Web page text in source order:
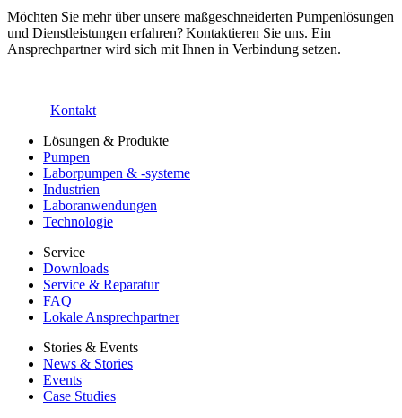
Möchten Sie mehr über unsere maßgeschneiderten Pumpenlösungen
und Dienstleistungen erfahren? Kontaktieren Sie uns. Ein
Ansprechpartner wird sich mit Ihnen in Verbindung setzen.
Kontakt
Lösungen & Produkte
Pumpen
Laborpumpen & -systeme
Industrien
Laboranwendungen
Technologie
Service
Downloads
Service & Reparatur
FAQ
Lokale Ansprechpartner
Stories & Events
News & Stories
Events
Case Studies